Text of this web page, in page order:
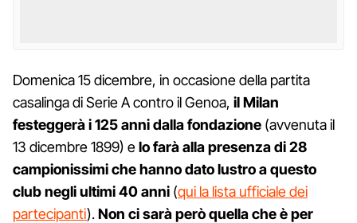
Domenica 15 dicembre, in occasione della partita
casalinga di Serie A contro il Genoa, il Milan
festeggerà i 125 anni dalla fondazione (avvenuta il
13 dicembre 1899) elo farà alla presenza di 28
campionissimi che hanno dato lustro a questo
club negli ultimi 40 anni (qui la lista ufficiale dei
partecipanti).Non ci sarà però quella che è per